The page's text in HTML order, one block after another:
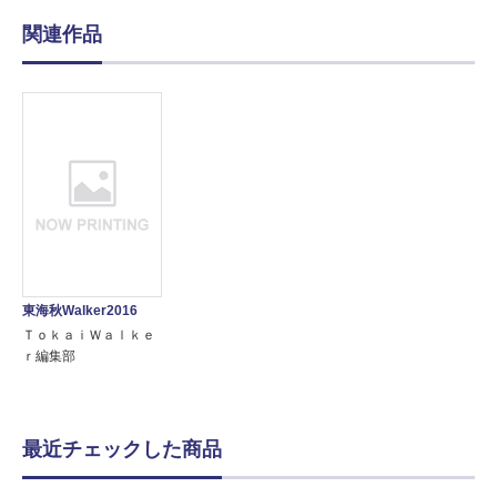
関連作品
東海秋Walker2016
ＴｏｋａｉＷａｌｋｅ
ｒ編集部
最近チェックした商品